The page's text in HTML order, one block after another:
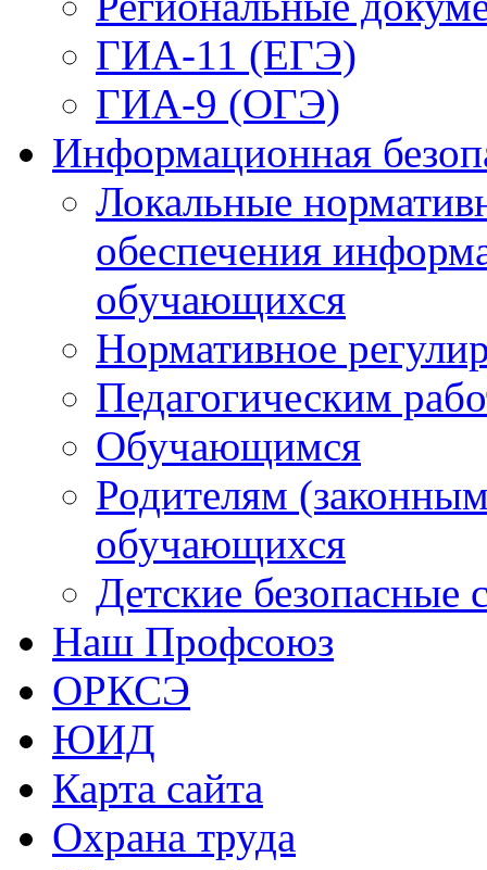
ГИА-11 (ЕГЭ)
ГИА-9 (ОГЭ)
Информационная
Локальные
обеспечения
обучающихся
Нормативное
Педагогическим
Обучающимся
Родителям
обучающихся
Детские безопасные
Наш Профсоюз
ОРКСЭ
ЮИД
Карта сайта
Охрана труда